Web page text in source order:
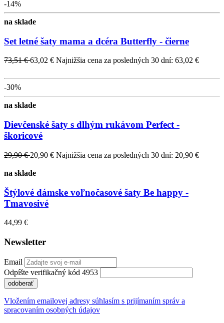
-14%
na sklade
Set letné šaty mama a dcéra Butterfly - čierne
73,51 €63,02 € Najnižšia cena za posledných 30 dní: 63,02 €
-30%
na sklade
Dievčenské šaty s dlhým rukávom Perfect -
škoricové
29,90 €20,90 € Najnižšia cena za posledných 30 dní: 20,90 €
na sklade
Štýlové dámske voľnočasové šaty Be happy -
Tmavosivé
44,99 €
Newsletter
Email
Odpíšte verifikačný kód 4953
odoberať
Vložením emailovej adresy súhlasím s prijímaním správ a
spracovaním osobných údajov